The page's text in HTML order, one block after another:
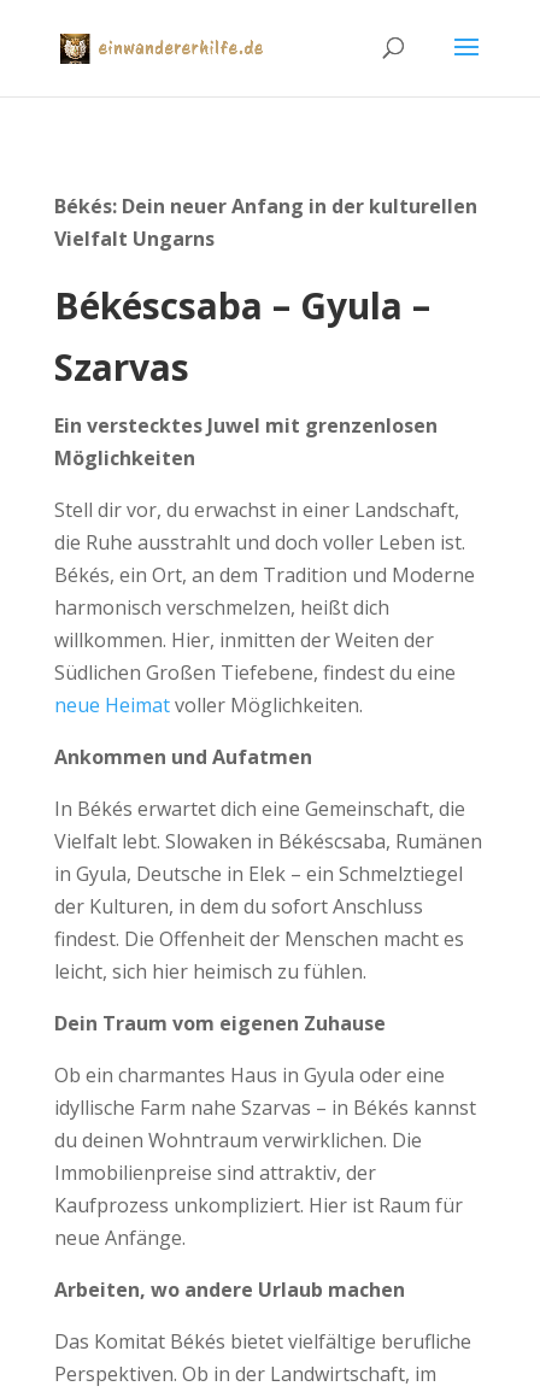
Békés: Dein neuer Anfang in der kulturellen
Vielfalt Ungarns
Békéscsaba – Gyula –
Szarvas
Ein verstecktes Juwel mit grenzenlosen
Möglichkeiten
Stell dir vor, du erwachst in einer Landschaft,
die Ruhe ausstrahlt und doch voller Leben ist.
Békés, ein Ort, an dem Tradition und Moderne
harmonisch verschmelzen, heißt dich
willkommen. Hier, inmitten der Weiten der
Südlichen Großen Tiefebene, findest du eine
neue Heimatvoller Möglichkeiten.
Ankommen und Aufatmen
In Békés erwartet dich eine Gemeinschaft, die
Vielfalt lebt. Slowaken in Békéscsaba, Rumänen
in Gyula, Deutsche in Elek – ein Schmelztiegel
der Kulturen, in dem du sofort Anschluss
findest. Die Offenheit der Menschen macht es
leicht, sich hier heimisch zu fühlen.
Dein Traum vom eigenen Zuhause
Ob ein charmantes Haus in Gyula oder eine
idyllische Farm nahe Szarvas – in Békés kannst
du deinen Wohntraum verwirklichen. Die
Immobilienpreise sind attraktiv, der
Kaufprozess unkompliziert. Hier ist Raum für
neue Anfänge.
Arbeiten, wo andere Urlaub machen
Das Komitat Békés bietet vielfältige berufliche
Perspektiven. Ob in der Landwirtschaft, im